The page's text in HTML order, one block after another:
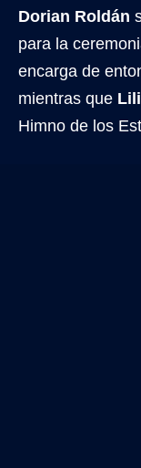
Dorian Roldán
para la
encarga de
mientras que
Himno de los